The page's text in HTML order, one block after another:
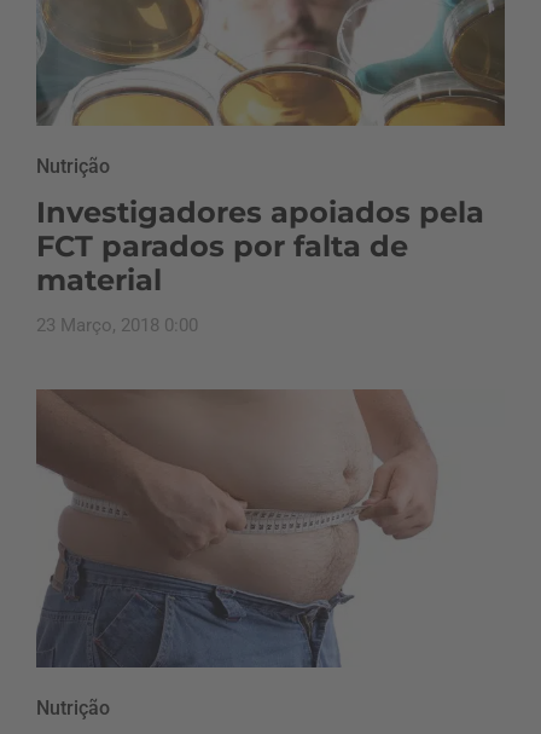
Nutrição
Investigadores apoiados pela
FCT parados por falta de
material
23 Março, 2018 0:00
Nutrição